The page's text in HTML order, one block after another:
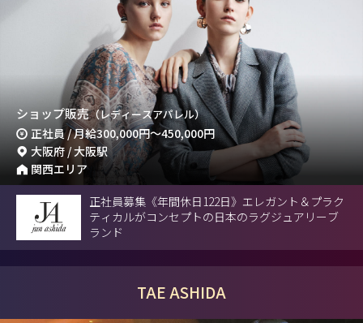
ショップ販売（レディースアパレル）
正社員 / 月給300,000円～450,000円
大阪府 / 大阪駅
関西エリア
正社員募集《年間休日122日》エレガント＆プラク
ティカルがコンセプトの日本のラグジュアリーブ
ランド
TAE ASHIDA